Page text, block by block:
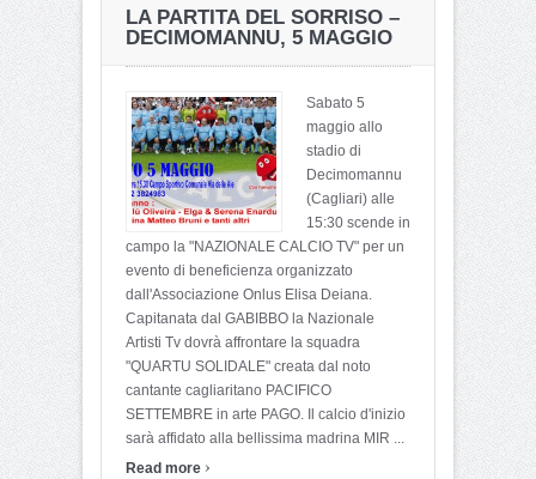
LA PARTITA DEL SORRISO –
DECIMOMANNU, 5 MAGGIO
Sabato 5
maggio allo
stadio di
Decimomannu
(Cagliari) alle
15:30 scende in
campo la "NAZIONALE CALCIO TV" per un
evento di beneficienza organizzato
dall'Associazione Onlus Elisa Deiana.
Capitanata dal GABIBBO la Nazionale
Artisti Tv dovrà affrontare la squadra
"QUARTU SOLIDALE" creata dal noto
cantante cagliaritano PACIFICO
SETTEMBRE in arte PAGO. Il calcio d'inizio
sarà affidato alla bellissima madrina MIR ...
Read more ›